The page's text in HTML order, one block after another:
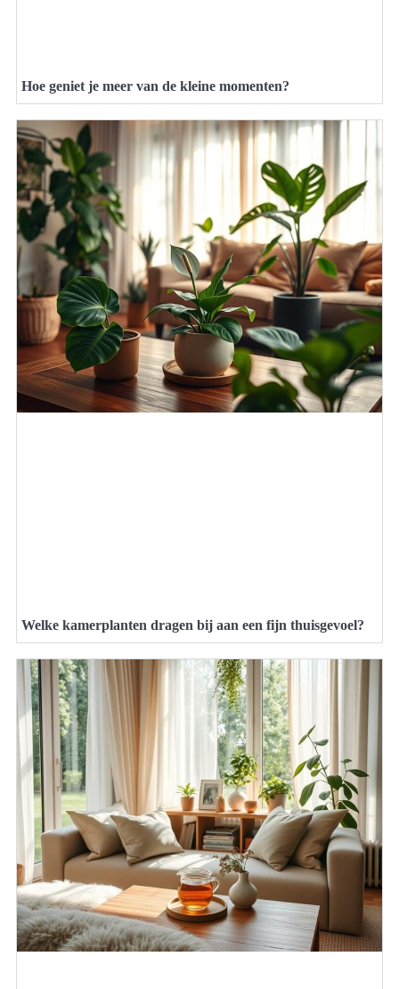
Hoe geniet je meer van de kleine momenten?
Welke kamerplanten dragen bij aan een fijn thuisgevoel?